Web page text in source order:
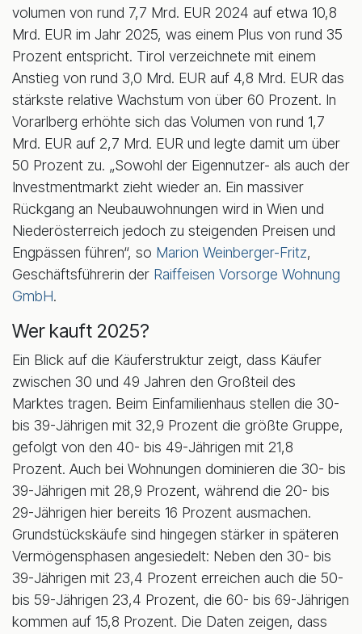
volumen von rund 7,7 Mrd. EUR 2024 auf etwa 10,8
Mrd. EUR im Jahr 2025, was einem Plus von rund 35
Prozent entspricht. Tirol verzeichnete mit einem
Anstieg von rund 3,0 Mrd. EUR auf 4,8 Mrd. EUR das
stärkste relative Wachstum von über 60 Prozent. In
Vorarlberg erhöhte sich das Volumen von rund 1,7
Mrd. EUR auf 2,7 Mrd. EUR und legte damit um über
50 Prozent zu. „Sowohl der Eigennutzer- als auch der
Investmentmarkt zieht wieder an. Ein massiver
Rückgang an Neubauwohnungen wird in Wien und
Niederösterreich jedoch zu steigenden Preisen und
Engpässen führen“, so Marion Weinberger-Fritz,
Geschäftsführerin der Raiffeisen Vorsorge Wohnung
GmbH.
Wer kauft 2025?
Ein Blick auf die Käuferstruktur zeigt, dass Käufer
zwischen 30 und 49 Jahren den Großteil des
Marktes tragen. Beim Einfamilienhaus stellen die 30-
bis 39-Jährigen mit 32,9 Prozent die größte Gruppe,
gefolgt von den 40- bis 49-Jährigen mit 21,8
Prozent. Auch bei Wohnungen dominieren die 30- bis
39-Jährigen mit 28,9 Prozent, während die 20- bis
29-Jährigen hier bereits 16 Prozent ausmachen.
Grundstückskäufe sind hingegen stärker in späteren
Vermögensphasen angesiedelt: Neben den 30- bis
39-Jährigen mit 23,4 Prozent erreichen auch die 50-
bis 59-Jährigen 23,4 Prozent, die 60- bis 69-Jährigen
kommen auf 15,8 Prozent. Die Daten zeigen, dass